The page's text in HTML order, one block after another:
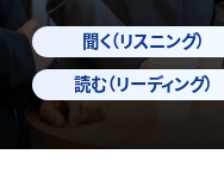
聞く（リスニング）
読む（リーディング）